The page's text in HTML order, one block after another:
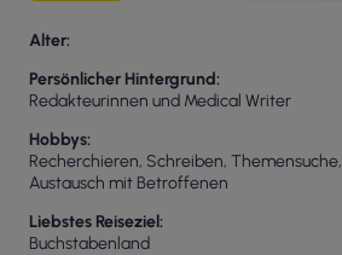
Alter
Persönlicher Hintergrund
Redakteurinnen und Medical Writer
Hobbys
Recherchieren, Schreiben, Themensuche,
Austausch mit Betroffenen
Liebstes Reiseziel
Buchstabenland